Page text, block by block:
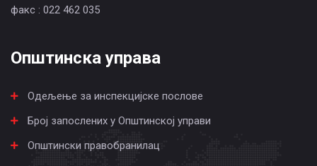
факс : 022 462 035
Општинска управа
Одељење за инспекцијске послове
Број запослених у Општинској управи
Општински правобранилац